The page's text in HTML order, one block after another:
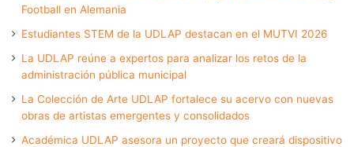
Football en Alemania
Estudiantes STEM de la UDLAP destacan en el MUTVI 2026
La UDLAP reúne a expertos para analizar los retos de la
administración pública municipal
La Colección de Arte UDLAP fortalece su acervo con nuevas
obras de artistas emergentes y consolidados
Académica UDLAP asesora un proyecto que creará dispositivo